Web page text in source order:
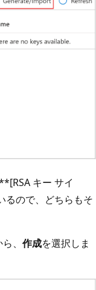
[RSA キー サイ
るので、どちらもそ
、 作成を選択しま